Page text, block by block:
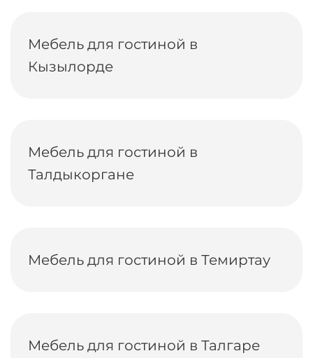
Мебель для гостиной в
Кызылорде
Мебель для гостиной в
Талдыкоргане
Мебель для гостиной в Темиртау
Мебель для гостиной в Талгаре